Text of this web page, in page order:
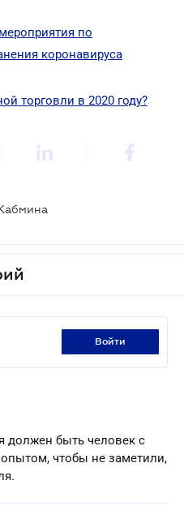
по
коронавируса
торговли в 2020 году?
войти
должен быть человек с
чтобы не заметили,